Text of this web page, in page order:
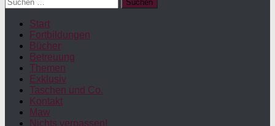
nach:
Start
Fortbildungen
Bücher
Betreuung
Themen
Exklusiv
Taschen und Co.
Kontakt
Maw
Nichts verpassen!